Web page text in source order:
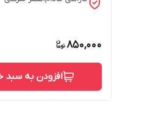
850,000
افزودن به سبد